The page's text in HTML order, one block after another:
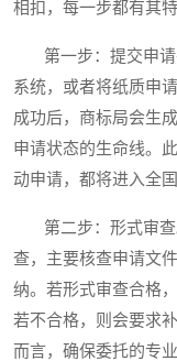
相扣，每一步都有其
第一步：提交申请
系统，或者将纸质申
成功后，商标局会生
申请状态的生命线。
动申请，都将进入全
第二步：形式审查
查，主要核查申请文
纳。若形式审查合格
若不合格，则会要求
而言，确保委托的专